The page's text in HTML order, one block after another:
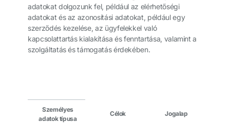
adatokat dolgozunk fel, például az elérhetőségi
adatokat és az azonosítási adatokat, például egy
szerződés kezelése, az ügyfelekkel való
kapcsolattartás kialakítása és fenntartása, valamint a
szolgáltatás és támogatás érdekében.
Személyes
adatok típusa
Célok Jogalap